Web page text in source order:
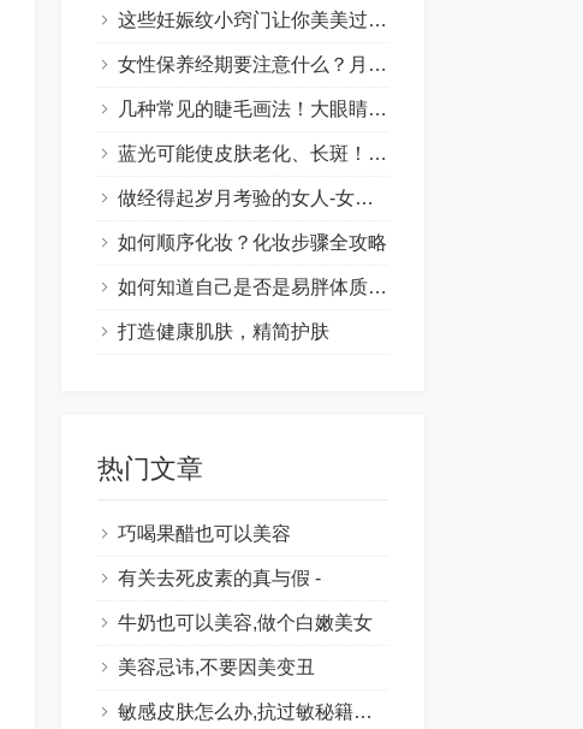
这些妊娠纹小窍门让你美美过一天,妊娠纹怎样才能去掉 ！
女性保养经期要注意什么？月经期间如何保养皮肤？
几种常见的睫毛画法！大眼睛的时尚妆容技巧让你更漂亮
蓝光可能使皮肤老化、长斑！肌肤保养也要抗蓝光
做经得起岁月考验的女人-女性保养的意义
如何顺序化妆？化妆步骤全攻略
如何知道自己是否是易胖体质呢？
打造健康肌肤，精简护肤
热门文章
巧喝果醋也可以美容
有关去死皮素的真与假 -
牛奶也可以美容,做个白嫩美女
美容忌讳,不要因美变丑
敏感皮肤怎么办,抗过敏秘籍大集合